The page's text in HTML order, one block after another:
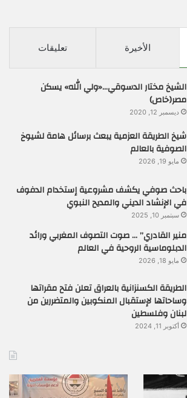
الأخيرة تعليقات
الشيخ مختار الدسوقي…«ولي الله» يسكن
مصر(خاص)
ديسمبر 12, 2020
شيخ الطريقة العزمية يبعث برسائل هامة لشيوخ
الصوفية بالعالم
مايو 19, 2026
باحث صوفي يكشف مشروعية إستخدام الدفوف
في الإنشاد الديني والمديح النبوي
سبتمبر 10, 2025
منير القادري” … صوت التصوف المغربي ورائد
الدبلوماسية الروحية في العالم
مايو 18, 2026
الطريقة الكسنزانية بالعراق تعلن فتح مقراتها
وساحاتها لإستقبال المنكوبين والمتضررين من
لبنان وفلسطين
أكتوبر 11, 2024